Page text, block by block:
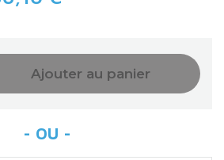
Ajouter au panier